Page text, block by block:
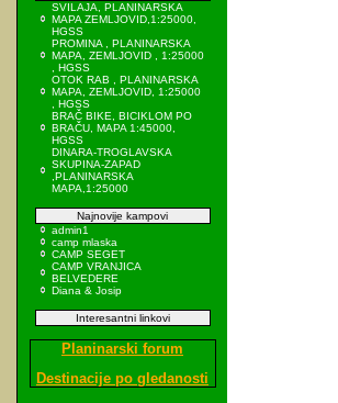
SVILAJA, PLANINARSKA
MAPA ZEMLJOVID,1:25000,
HGSS
PROMINA , PLANINARSKA
MAPA, ZEMLJOVID , 1:25000
, HGSS
OTOK RAB , PLANINARSKA
MAPA, ZEMLJOVID, 1:25000
, HGSS
BRAČ BIKE, BICIKLOM PO
BRAČU, MAPA 1:45000,
HGSS
DINARA-TROGLAVSKA
SKUPINA-ZAPAD
,PLANINARSKA
MAPA,1:25000
Najnovije kampovi
admin1
camp mlaska
CAMP SEGET
CAMP VRANJICA
BELVEDERE
Diana & Josip
Interesantni linkovi
Planinarski forum
Destinacije po gledanosti